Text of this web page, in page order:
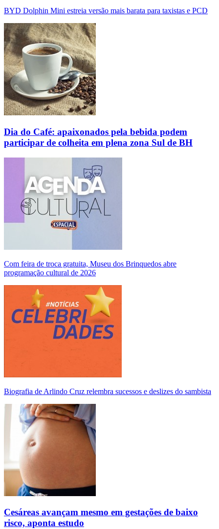
BYD Dolphin Mini estreia versão mais barata para taxistas e PCD
Dia do Café: apaixonados pela bebida podem
participar de colheita em plena zona Sul de BH
Com feira de troca gratuita, Museu dos Brinquedos abre
programação cultural de 2026
Biografia de Arlindo Cruz relembra sucessos e deslizes do sambista
Cesáreas avançam mesmo em gestações de baixo
risco, aponta estudo